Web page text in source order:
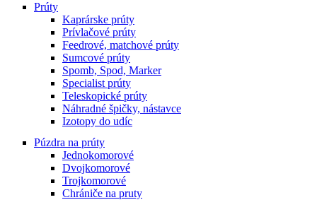
Prúty
Kaprárske prúty
Prívlačové prúty
Feedrové, matchové prúty
Sumcové prúty
Spomb, Spod, Marker
Specialist prúty
Teleskopické prúty
Náhradné špičky, nástavce
Izotopy do udíc
Púzdra na prúty
Jednokomorové
Dvojkomorové
Trojkomorové
Chrániče na pruty